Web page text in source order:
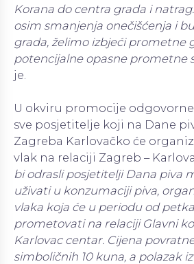
Korana do centra grada i
osim smanjenja onečišćenja i
grada, želimo izbjeći prometne
potencijalne opasne prometne
je.
U okviru promocije
sve posjetitelje koji na Dane
Zagreba Karlovačko će
vlak na relaciji Zagreb –
bi odrasli posjetitelji Dana piva
uživati u konzumaciji piva,
vlaka koja će u periodu od
prometovati na relaciji Glavni
Karlovac centar. Cijena
simboličnih 10 kuna, a polazak